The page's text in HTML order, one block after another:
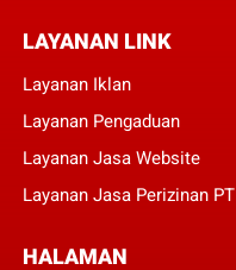
LAYANAN LINK
Layanan Iklan
Layanan Pengaduan
Layanan Jasa Website
Layanan Jasa Perizinan
HALAMAN